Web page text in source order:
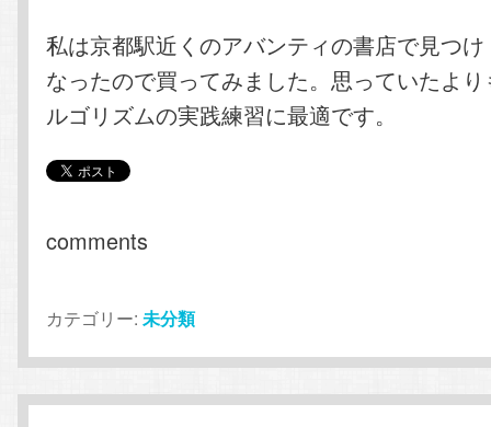
私は京都駅近くのアバンティの書店で見つ
なったので買ってみました。思っていたよ
ルゴリズムの実践練習に最適です。
comments
カテゴリー: 未分類